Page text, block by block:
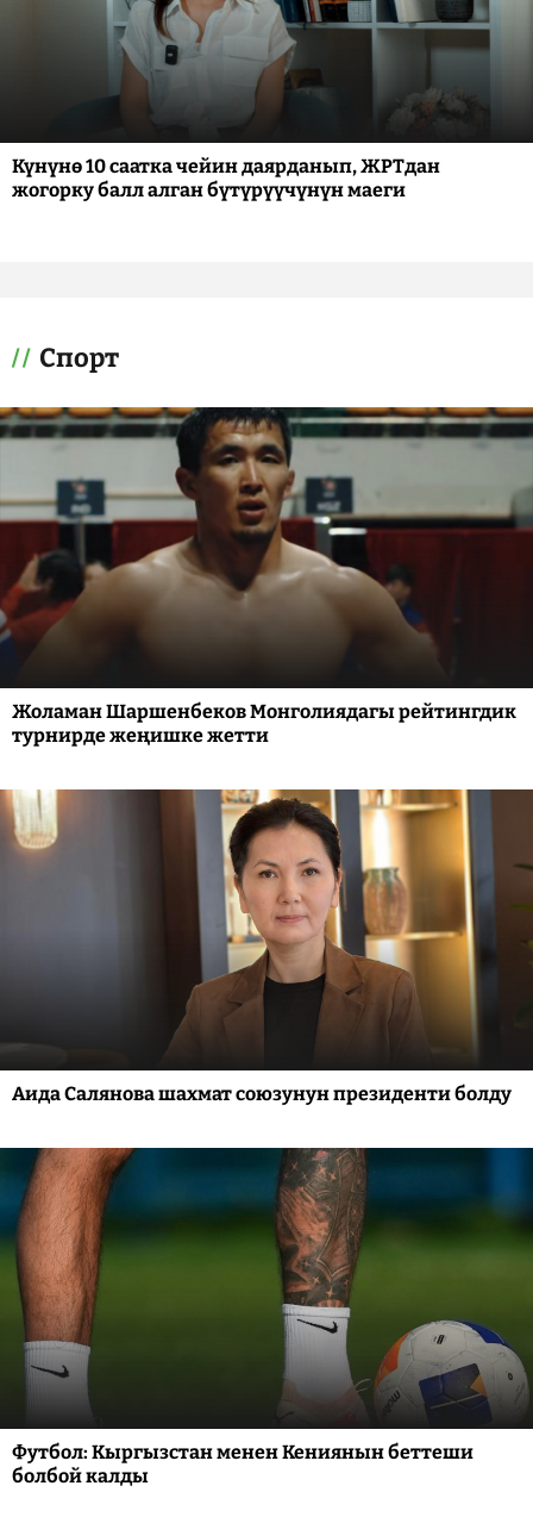
Күнүнө 10 саатка чейин даярданып, ЖРТдан
жогорку балл алган бүтүрүүчүнүн маеги
Спорт
Жоламан Шаршенбеков Монголиядагы рейтингдик
турнирде жеңишке жетти
Аида Салянова шахмат союзунун президенти болду
Футбол: Кыргызстан менен Кениянын беттеши
болбой калды